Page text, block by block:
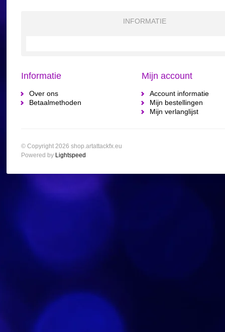
INFORMATIE
Informatie
Over ons
Betaalmethoden
Mijn account
Account informatie
Mijn bestellingen
Mijn verlanglijst
© Copyright 2026 shop.artattackfx.eu
Powered by Lightspeed